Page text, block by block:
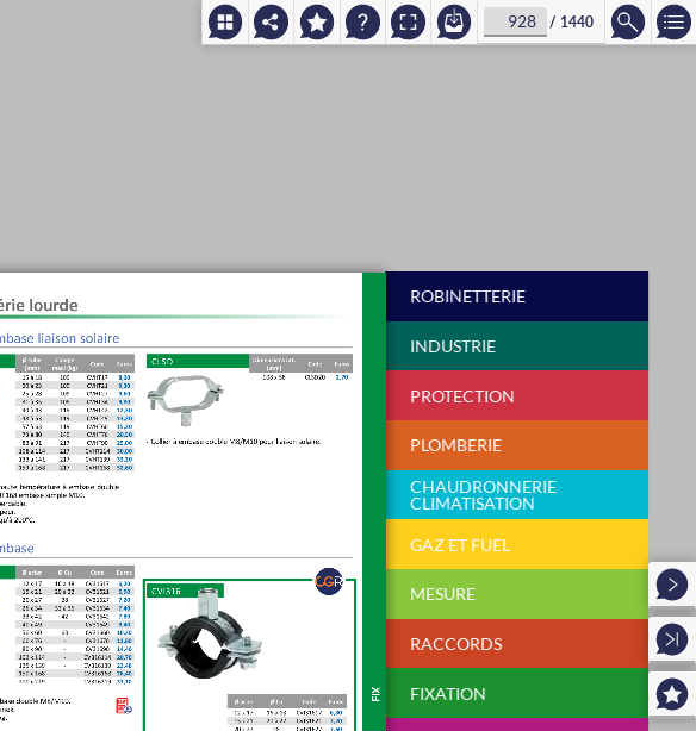
ROBINETTERIE
INDUSTRIE
PROTECTION
PLOMBERIE
CHAUDRONNERIE
CLIMATISATION
GAZ ET FUEL
MESURE
RACCORDS
FIXATION
/ 1440